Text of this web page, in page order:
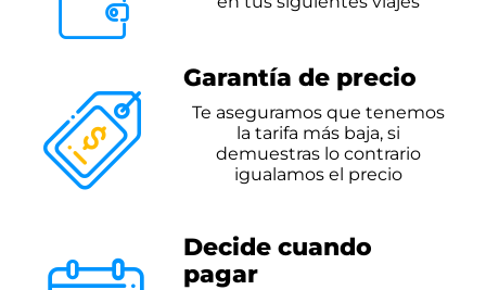
Garantía de precio
Te aseguramos que tenemos
la tarifa más baja, si
demuestras lo contrario
igualamos el precio
Decide cuando
pagar